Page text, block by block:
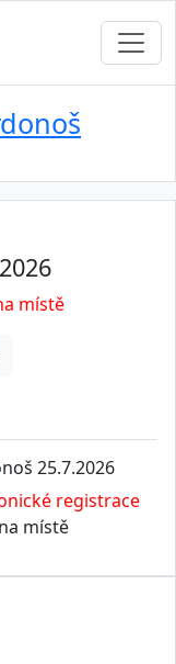
místě
25.7.2026
registrace
místě